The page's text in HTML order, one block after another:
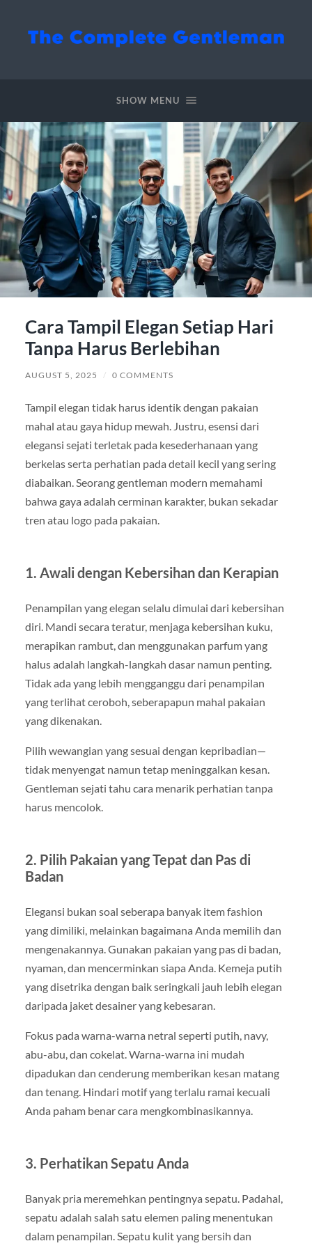
SHOW MENU
Cara Tampil Elegan Setiap Hari
Tanpa Harus Berlebihan
AUGUST 5, 2025 / 0 COMMENTS
Tampil elegan tidak harus identik dengan pakaian
mahal atau gaya hidup mewah. Justru, esensi dari
elegansi sejati terletak pada kesederhanaan yang
berkelas serta perhatian pada detail kecil yang sering
diabaikan. Seorang gentleman modern memahami
bahwa gaya adalah cerminan karakter, bukan sekadar
tren atau logo pada pakaian.
1. Awali dengan Kebersihan dan Kerapian
Penampilan yang elegan selalu dimulai dari kebersihan
diri. Mandi secara teratur, menjaga kebersihan kuku,
merapikan rambut, dan menggunakan parfum yang
halus adalah langkah-langkah dasar namun penting.
Tidak ada yang lebih mengganggu dari penampilan
yang terlihat ceroboh, seberapapun mahal pakaian
yang dikenakan.
Pilih wewangian yang sesuai dengan kepribadian—
tidak menyengat namun tetap meninggalkan kesan.
Gentleman sejati tahu cara menarik perhatian tanpa
harus mencolok.
2. Pilih Pakaian yang Tepat dan Pas di
Badan
Elegansi bukan soal seberapa banyak item fashion
yang dimiliki, melainkan bagaimana Anda memilih dan
mengenakannya. Gunakan pakaian yang pas di badan,
nyaman, dan mencerminkan siapa Anda. Kemeja putih
yang disetrika dengan baik seringkali jauh lebih elegan
daripada jaket desainer yang kebesaran.
Fokus pada warna-warna netral seperti putih, navy,
abu-abu, dan cokelat. Warna-warna ini mudah
dipadukan dan cenderung memberikan kesan matang
dan tenang. Hindari motif yang terlalu ramai kecuali
Anda paham benar cara mengkombinasikannya.
3. Perhatikan Sepatu Anda
Banyak pria meremehkan pentingnya sepatu. Padahal,
sepatu adalah salah satu elemen paling menentukan
dalam penampilan. Sepatu kulit yang bersih dan